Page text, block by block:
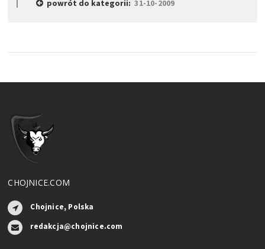
powrót do kategorii:31-10-2009
CHOJNICE.COM
Chojnice, Polska
redakcja@chojnice.com